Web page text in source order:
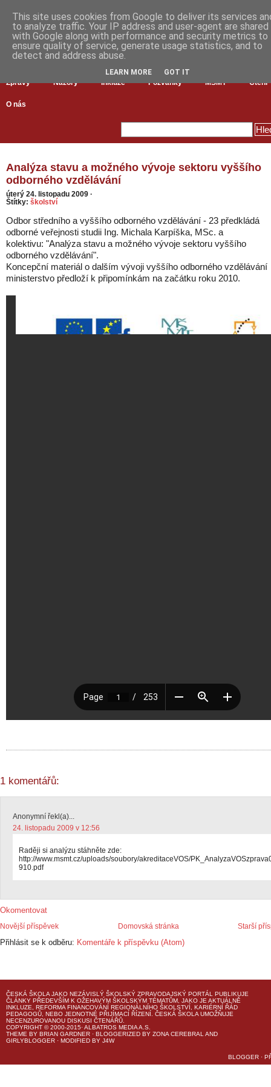
Zprávy Názory Inkluze Pozvánky MŠMT Čtení
O nás
Analýza stavu a možného vývoje sektoru vyššího
odborného vzdělávání
úterý 24. listopadu 2009 ·
Štítky: školství
Odbor středního a vyššího odborného vzdělávání - 23 předkládá
odborné veřejnosti studii Ing. Michala Karpíška, MSc. a
kolektivu: "Analýza stavu a možného vývoje sektoru vyššího
odborného vzdělávání".
Koncepční materiál o dalším vývoji vyššího odborného vzdělávání
ministerstvo předloží k připomínkám na začátku roku 2010.
1 komentářů:
Anonymní řekl(a)...
24. listopadu 2009 v 12:56
Raději si analýzu stáhněte zde:
http://www.msmt.cz/uploads/soubory/akreditaceVOS/
910.pdf
Okomentovat
Novější příspěvek Starší
Domovská stránka
Přihlásit se k odběru: Komentáře k příspěvku (Atom)
ČESKÁ ŠKOLA JAKO NEZÁVISLÝ ŠKOLSKÝ ZPRAVODAJSKÝ PORTÁL PUBLIKUJE
ČLÁNKY PŘEDEVŠÍM K OŽEHAVÝM ŠKOLSKÝM TÉMATŮM, JAKO JE AKTUÁLNĚ
INKLUZE, REFORMA FINANCOVÁNÍ REGIONÁLNÍHO ŠKOLSTVÍ, KARIÉRNÍ ŘÁD
PEDAGOGŮ, NEBO JEDNOTNÉ PŘIJÍMACÍ ŘÍZENÍ. ČESKÁ ŠKOLA UMOŽŇUJE
NECENZUROVANOU DISKUSI ČTENÁŘŮ.
COPYRIGHT © 2000-2015· ALBATROS MEDIA A.S.
THEME BY BRIAN GARDNER · BLOGGERIZED BY ZONA CEREBRAL AND
GIRLYBLOGGER · MODIFIED BY J4W
BLOGGER ·
This site uses cookies from Google to deliver its services
to analyze traffic. Your IP address and user-agent are shared
with Google along with performance and security metrics to
ensure quality of service, generate usage statistics, and to
detect and address abuse.
LEARN MORE GOT IT